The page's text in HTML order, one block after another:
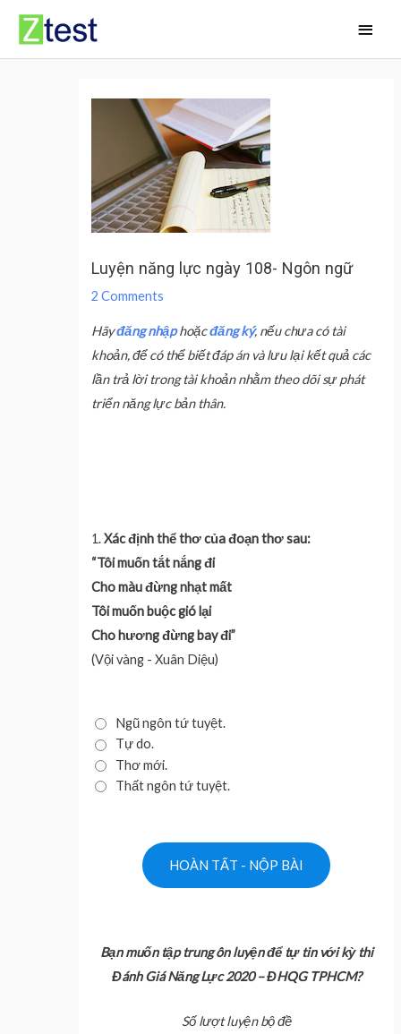
Skip
content
Luyện năng lực ngày 108- Ngôn ngữ
2 Comments
Hãyđăng nhậphoặcđăng ký, nếu chưa có tài
khoản, để có thể biết đáp án và lưu lại kết quả các
lần trả lời trong tài khoản nhằm theo dõi sự phát
triển năng lực bản thân.
1.Xác định thể thơ của đoạn thơ sau:
“Tôi muốn tắt nắng đi
Cho màu đừng nhạt mất
Tôi muốn buộc gió lại
Cho hương đừng bay đi”
(Vội vàng - Xuân Diệu)
Ngũ ngôn tứ tuyệt.
Tự do.
Thơ mới.
Thất ngôn tứ tuyệt.
Bạn muốn tập trung ôn luyện để tự tin với kỳ thi
Đánh Giá Năng Lực 2020 – ĐHQG TPHCM?
Số lượt luyện bộ đề